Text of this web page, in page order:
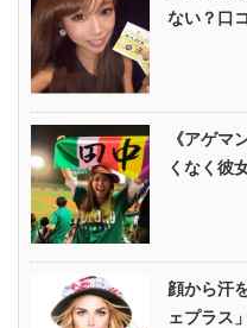
ない？口
《アゲマ
くなく彼
顔から汗
ェプラス